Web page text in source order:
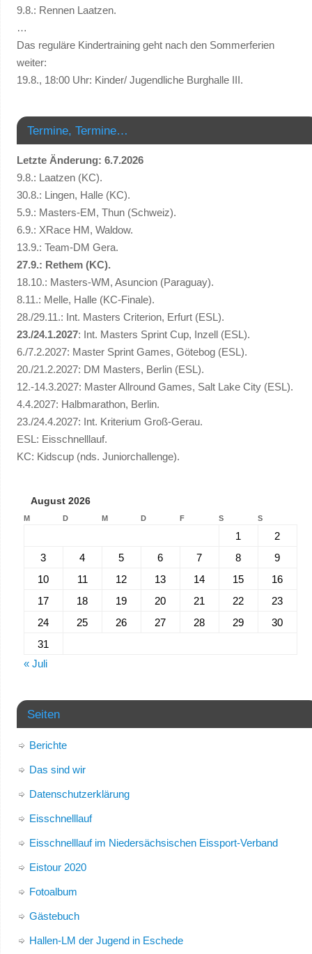
9.8.: Rennen Laatzen.
…
Das reguläre Kindertraining geht nach den Sommerferien
weiter:
19.8., 18:00 Uhr: Kinder/ Jugendliche Burghalle III.
Termine, Termine…
Letzte Änderung: 6.7.2026
9.8.: Laatzen (KC).
30.8.: Lingen, Halle (KC).
5.9.: Masters-EM, Thun (Schweiz).
6.9.: XRace HM, Waldow.
13.9.: Team-DM Gera.
27.9.: Rethem (KC).
18.10.: Masters-WM, Asuncion (Paraguay).
8.11.: Melle, Halle (KC-Finale).
28./29.11.: Int. Masters Criterion, Erfurt (ESL).
23./24.1.2027: Int. Masters Sprint Cup, Inzell (ESL).
6./7.2.2027: Master Sprint Games, Götebog (ESL).
20./21.2.2027: DM Masters, Berlin (ESL).
12.-14.3.2027: Master Allround Games, Salt Lake City (ESL).
4.4.2027: Halbmarathon, Berlin.
23./24.4.2027: Int. Kriterium Groß-Gerau.
ESL: Eisschnelllauf.
KC: Kidscup (nds. Juniorchallenge).
August 2026
M D M D F S S
1
2
3
4 5 6 7 8
9
10
11 12 13 14 15
16
17
18 19 20 21 22
23
24
25 26 27 28 29
30
31
« Juli
Seiten
Berichte
Das sind wir
Datenschutzerklärung
Eisschnelllauf
Eisschnelllauf im Niedersächsischen Eissport-Verband
Eistour 2020
Fotoalbum
Gästebuch
Hallen-LM der Jugend in Eschede